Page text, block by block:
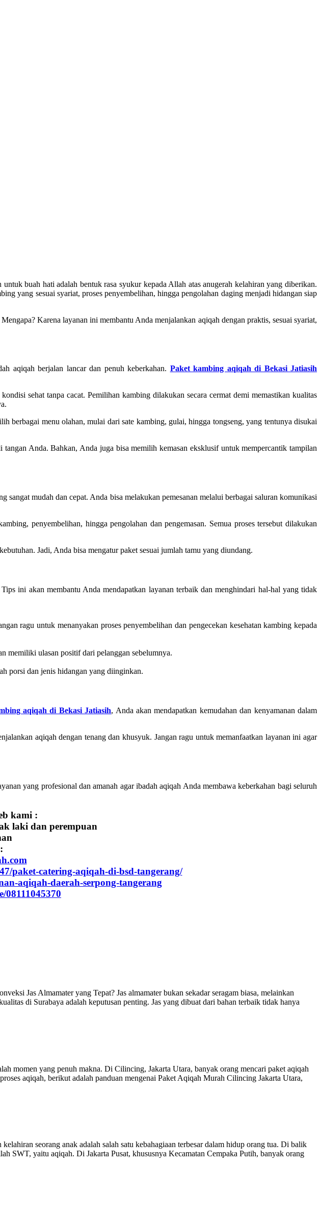
buah hati adalah bentuk rasa syukur kepada Allah atas anugerah kelahiran yang diberikan.
yang sesuai syariat, proses penyembelihan, hingga pengolahan daging menjadi hidangan siap
Mengapa? Karena layanan ini membantu Anda menjalankan aqiqah dengan praktis, sesuai syariat,
aqiqah berjalan lancar dan penuh keberkahan. Paket kambing aqiqah di Bekasi Jatiasih
sehat tanpa cacat. Pemilihan kambing dilakukan secara cermat demi memastikan kualitas
berbagai menu olahan, mulai dari sate kambing, gulai, hingga tongseng, yang tentunya disukai
tangan Anda. Bahkan, Anda juga bisa memilih kemasan eksklusif untuk mempercantik tampilan
sangat mudah dan cepat. Anda bisa melakukan pemesanan melalui berbagai saluran komunikasi
penyembelihan, hingga pengolahan dan pengemasan. Semua proses tersebut dilakukan
Jadi, Anda bisa mengatur paket sesuai jumlah tamu yang diundang.
ini akan membantu Anda mendapatkan layanan terbaik dan menghindari hal-hal yang tidak
ragu untuk menanyakan proses penyembelihan dan pengecekan kesehatan kambing kepada
memiliki ulasan positif dari pelanggan sebelumnya.
porsi dan jenis hidangan yang diinginkan.
aqiqah di Bekasi Jatiasih, Anda akan mendapatkan kemudahan dan kenyamanan dalam
aqiqah dengan tenang dan khusyuk. Jangan ragu untuk memanfaatkan layanan ini agar
yang profesional dan amanah agar ibadah aqiqah Anda membawa keberkahan bagi seluruh
kami :
laki dan perempuan
paket-catering-aqiqah-di-bsd-tangerang/
aqiqah-daerah-serpong-tangerang
08111045370
Jas Almamater yang Tepat? Jas almamater bukan sekadar seragam biasa, melainkan
di Surabaya adalah keputusan penting. Jas yang dibuat dari bahan terbaik tidak hanya
momen yang penuh makna. Di Cilincing, Jakarta Utara, banyak orang mencari paket aqiqah
aqiqah, berikut adalah panduan mengenai Paket Aqiqah Murah Cilincing Jakarta Utara,
seorang anak adalah salah satu kebahagiaan terbesar dalam hidup orang tua. Di balik
SWT, yaitu aqiqah. Di Jakarta Pusat, khususnya Kecamatan Cempaka Putih, banyak orang